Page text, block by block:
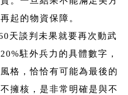
起的物資保障。
天談判未果就要再次動武
駐外兵力的具體數字，
格，恰恰有可能為最後的
擁核，是非常明確是與不